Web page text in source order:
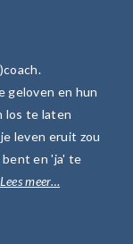
geloven en hun
los te laten
leven eruit zou
en 'ja' te
Lees meer…